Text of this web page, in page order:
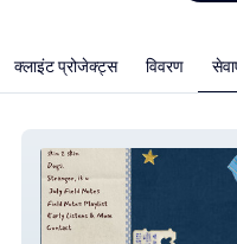
क्लाइंट प्रोजेक्ट्स विवरण